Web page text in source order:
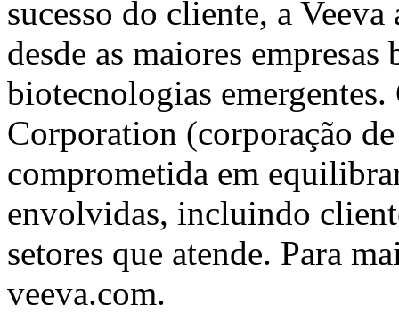
sucesso do cliente, a
desde as maiores
biotecnologias
Corporation (corporação
comprometida em
envolvidas, incluindo
setores que atende. Para
veeva.com.